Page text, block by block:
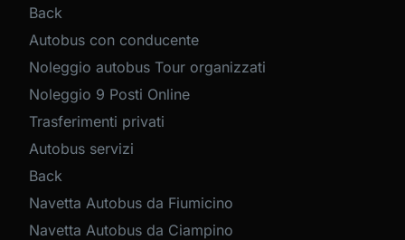
Back
Autobus con conducente
Noleggio autobus Tour organizzati
Noleggio 9 Posti Online
Trasferimenti privati
Autobus servizi
Back
Navetta Autobus da Fiumicino
Navetta Autobus da Ciampino